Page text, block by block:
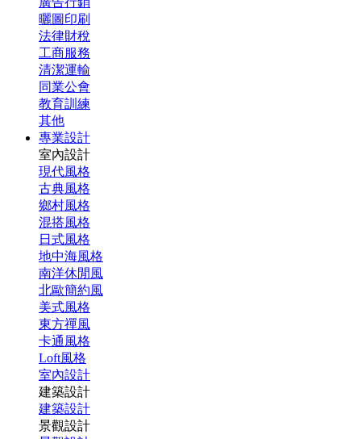
曬圖印刷
法律財稅
工商服務
清潔運輸
同業公會
教育訓練
其他
專業設計
室內設計
現代風格
古典風格
鄉村風格
混搭風格
日式風格
地中海風格
南洋休閒風
北歐簡約風
美式風格
東方禪風
卡通風格
Loft風格
室內設計
建築設計
建築設計
景觀設計